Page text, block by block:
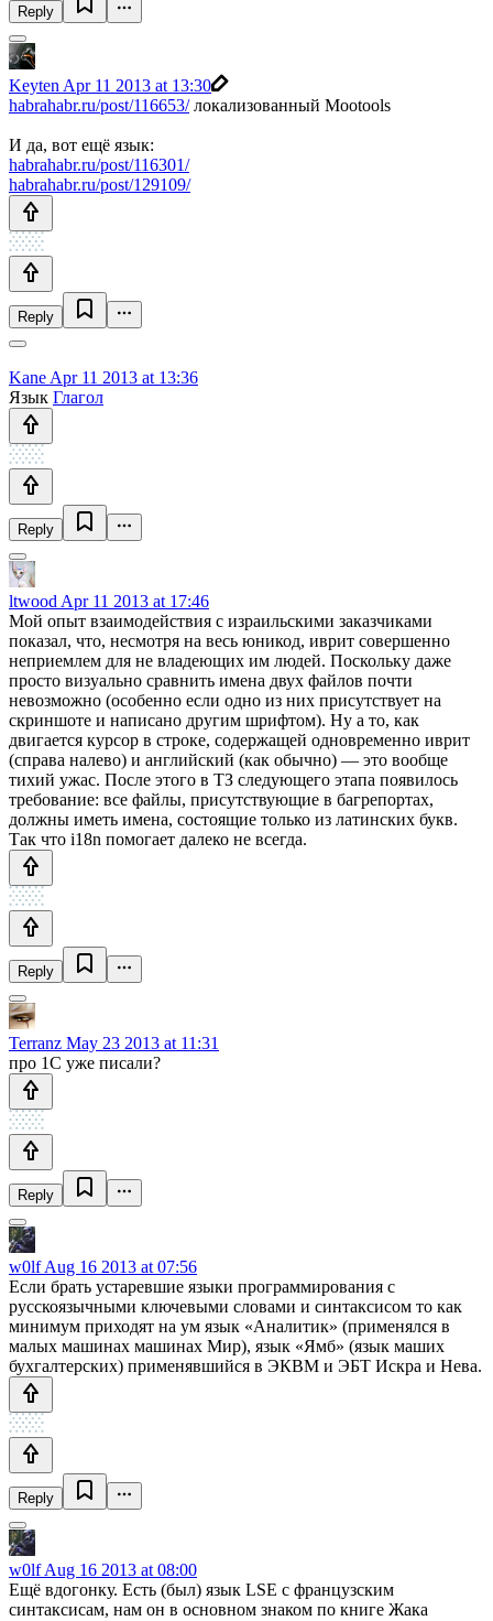
Reply
Keyten Apr 11 2013 at 13:30
habrahabr.ru/post/116653/локализованный Mootools
И да, вот ещё язык:
habrahabr.ru/post/116301/
habrahabr.ru/post/129109/
Reply
Kane Apr 11 2013 at 13:36
Язык Глагол
Reply
ltwood Apr 11 2013 at 17:46
Мой опыт взаимодействия с израильскими заказчиками
показал, что, несмотря на весь юникод, иврит совершенно
неприемлем для не владеющих им людей. Поскольку даже
просто визуально сравнить имена двух файлов почти
невозможно (особенно если одно из них присутствует на
скриншоте и написано другим шрифтом). Ну а то, как
двигается курсор в строке, содержащей одновременно иврит
(справа налево) и английский (как обычно) — это вообще
тихий ужас. После этого в ТЗ следующего этапа появилось
требование: все файлы, присутствующие в багрепортах,
должны иметь имена, состоящие только из латинских букв.
Так что i18n помогает далеко не всегда.
Reply
Terranz May 23 2013 at 11:31
про 1С уже писали?
Reply
w0lfAug 16 2013 at 07:56
Если брать устаревшие языки программирования с
русскоязычными ключевыми словами и синтаксисом то как
минимум приходят на ум язык «Аналитик» (применялся в
малых машинах машинах Мир), язык «Ямб» (язык маших
бухгалтерских) применявшийся в ЭКВМ и ЭБТ Искра и Нева.
Reply
w0lfAug 16 2013 at 08:00
Ещё вдогонку. Есть (был) язык LSE с французским
синтаксисам, нам он в основном знаком по книге Жака